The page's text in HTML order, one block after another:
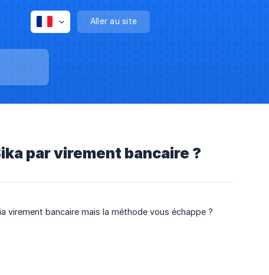
Aller au site
par virement bancaire ?
virement bancaire mais la méthode vous échappe ?